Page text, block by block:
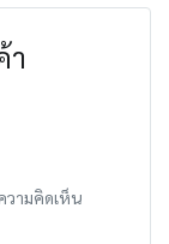
า
วามคิดเห็น